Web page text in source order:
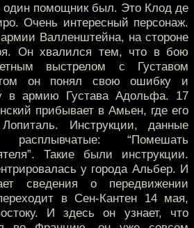
помощник был. Это Клод де
Очень интересный персонаж.
Валленштейна, на стороне
Он хвалился тем, что в бою
выстрелом с Густавом
он понял свою ошибку и
в армию Густава Адольфа. 17
прибывает в Амьен, где его
Инструкции, данные
“Помешать
Такие были инструкции.
у города Альбер. И
сведения о передвижении
в Сен-Кантен 14 мая,
И здесь он узнает, что